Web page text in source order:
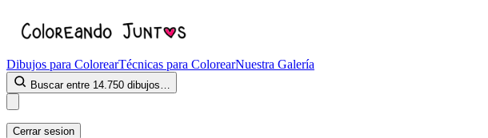
Dibujos para ColorearTécnicas para ColorearNuestra Galería
Buscar entre 14.750 dibujos…
Cerrar sesion